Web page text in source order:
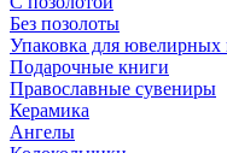
Без позолоты
Упаковка для ювелирных
Подарочные книги
Православные сувениры
Керамика
Ангелы